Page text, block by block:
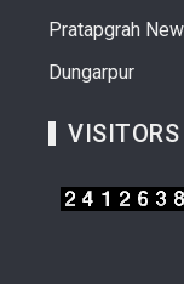
Pratapgrah
Dungarpur
VISITORS